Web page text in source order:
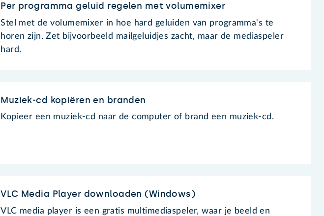
Per programma geluid regelen met volumemixer
Stel met de volumemixer in hoe hard geluiden van programma's te
horen zijn. Zet bijvoorbeeld mailgeluidjes zacht, maar de mediaspeler
hard.
Muziek-cd kopiëren en branden
Kopieer een muziek-cd naar de computer of brand een muziek-cd.
VLC Media Player downloaden (Windows)
VLC media player is een gratis multimediaspeler, waar je beeld en